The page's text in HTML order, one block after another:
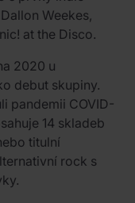
Weekes,
at the Disco.
2020 u
debut skupiny.
pandemii COVID-
14 skladeb
titulní
rock s